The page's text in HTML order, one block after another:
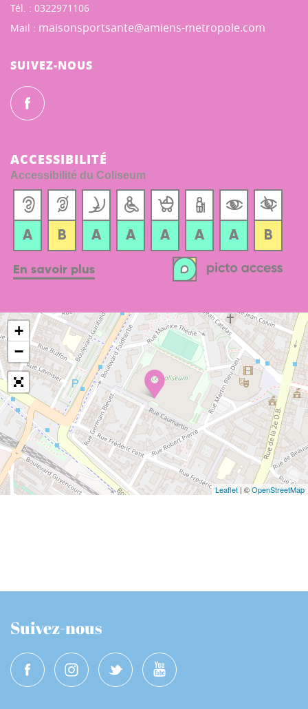
Tél. : 0322971106
Mail : maisonsportsante@amiens-metropole.com
SUIVEZ-NOUS
ACCESSIBILITÉ
Accessibilité du Coliseum
+
−
Leaflet | ©OpenStreetMap
Suivez-nous